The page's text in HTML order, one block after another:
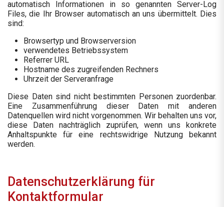
automatisch Informationen in so genannten Server-Log
Files, die Ihr Browser automatisch an uns übermittelt. Dies
sind:
Browsertyp und Browserversion
verwendetes Betriebssystem
Referrer URL
Hostname des zugreifenden Rechners
Uhrzeit der Serveranfrage
Diese Daten sind nicht bestimmten Personen zuordenbar.
Eine Zusammenführung dieser Daten mit anderen
Datenquellen wird nicht vorgenommen. Wir behalten uns vor,
diese Daten nachträglich zuprüfen, wenn uns konkrete
Anhaltspunkte für eine rechtswidrige Nutzung bekannt
werden.
Datenschutzerklärung für
Kontaktformular